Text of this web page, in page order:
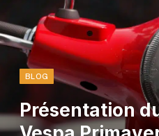
BLOG
Présentation